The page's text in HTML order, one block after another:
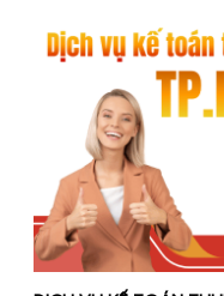
BÀI VIẾT MỚI NHẤT